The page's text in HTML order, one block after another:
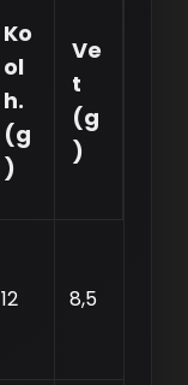
Ko
ol
h.
(g
)
Ve
t
(g
)
12 8,5